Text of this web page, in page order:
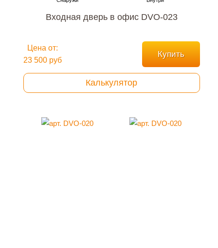
Входная дверь в офис DVO-023
Цена от:
23 500 руб
Купить
Калькулятор